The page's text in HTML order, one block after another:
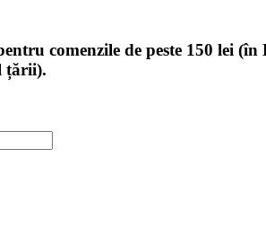
comenzile de peste 150 lei
țării).